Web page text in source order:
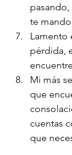
te
Lamento
pérdida,
Mi más
que
cuentas
que